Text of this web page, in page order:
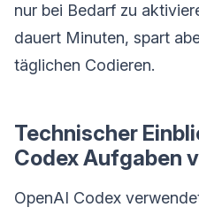
nur bei Bedarf zu
dauert Minuten, spart
täglichen Codieren.
Technischer
Codex Aufgaben
OpenAI Codex